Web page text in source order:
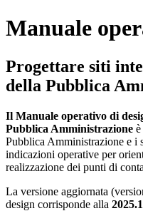
Manuale
Progettare siti
della Pubblica
Il Manuale operativo di
Pubblica Amministrazione
Pubblica Amministrazione e i
indicazioni operative per
realizzazione dei punti di
La versione aggiornata
design corrisponde alla 2025.1